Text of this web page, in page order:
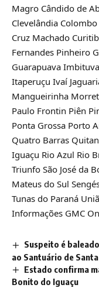
Magro Cândido de
Clevelândia
Cruz Machado
Fernandes Pinheiro
Guarapuava
Itaperuçu Ivaí
Mangueirinha
Paulo Frontin Piên
Ponta Grossa Porto
Quatro Barras
Iguaçu Rio Azul Rio
Triunfo São José da
Mateus do Sul
Tunas do Paraná
Informações GMC
Suspeito é
ao Santuário de
Estado confirma
Bonito do Iguaçu